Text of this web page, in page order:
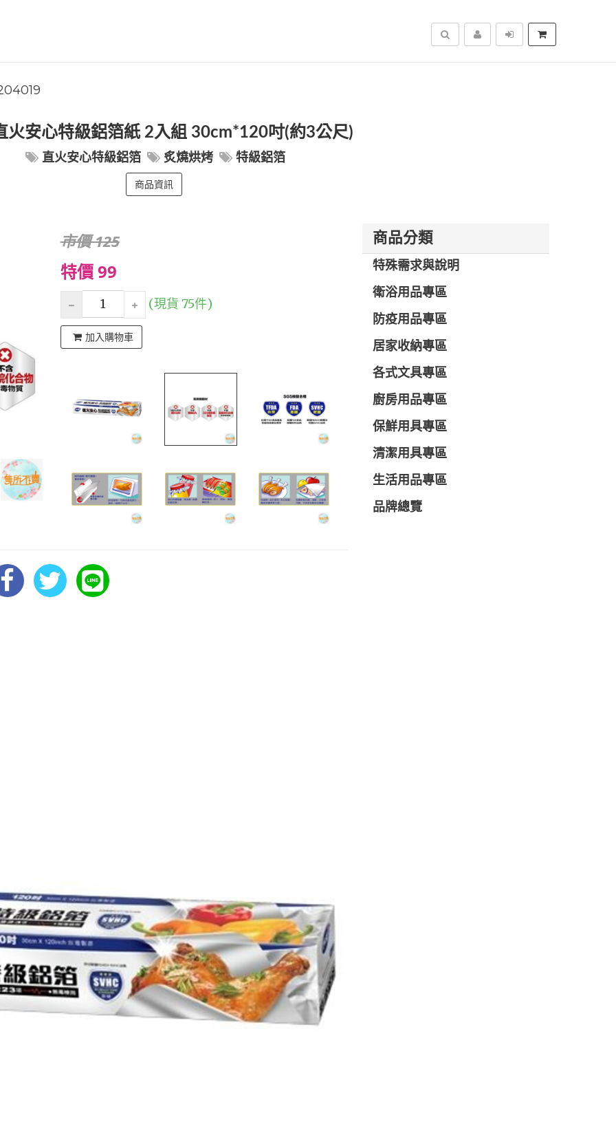
搜尋
火安心特級鋁箔紙 2入組 30cm*120吋(約3公尺)
直火安心特級鋁箔 炙燒烘烤 特級鋁箔
商品資訊
市價 125
特價 99
(現貨 75件)
加入購物車
商品分類
特殊需求與說明
衛浴用品專區
防疫用品專區
居家收納專區
各式文具專區
廚房用品專區
保鮮用具專區
清潔用具專區
生活用品專區
品牌總覽